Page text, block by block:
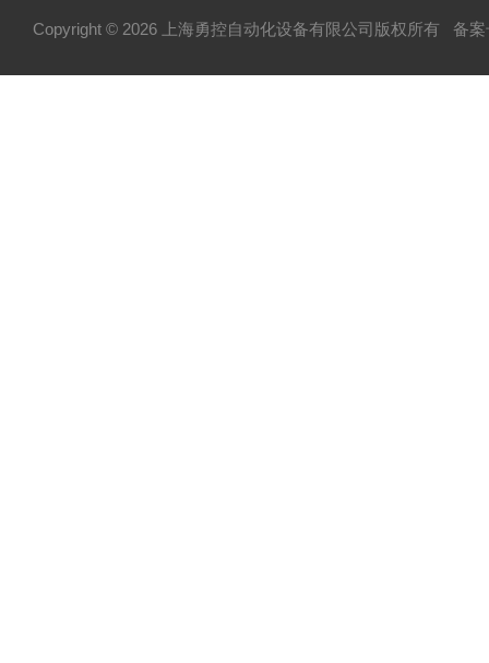
WAGO
Copyright © 2026 上海勇控自动化设备有限公司版权所有 备案